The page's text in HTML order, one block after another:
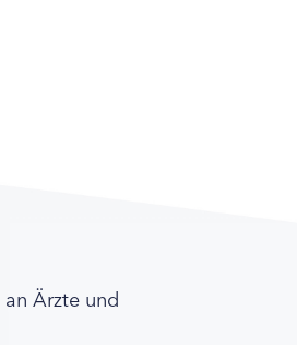
Ärzte und